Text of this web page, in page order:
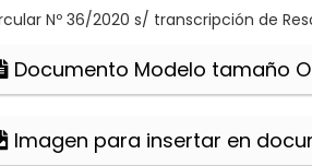
Nº 36/2020 s/ transcripción de
Documento Modelo tamaño
Imagen para insertar en